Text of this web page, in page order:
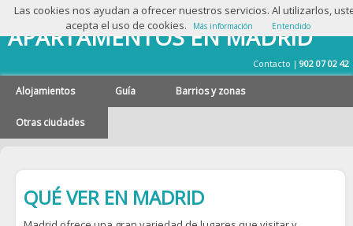
APARTAMENTOS EN MADRID
Contacto | 902 07 02 42
Alojamientos Guía Barrios y zonas
Otras ciudades
QUÉ VER EN MADRID
Las cookies nos ayudan a ofrecer nuestros servicios. Al utilizarlos,
acepta el uso de cookies.
Más información Entendido